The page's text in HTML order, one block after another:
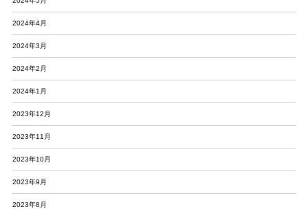
2024年4月
2024年3月
2024年2月
2024年1月
2023年12月
2023年11月
2023年10月
2023年9月
2023年8月